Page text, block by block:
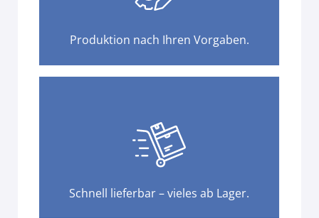
Produktion nach Ihren Vorgaben.
Schnell lieferbar – vieles ab Lager.